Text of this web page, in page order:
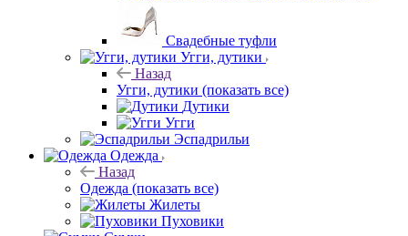
Свадебные туфли
Угги, дутики
Назад
Угги, дутики (показать все)
Дутики
Угги
Эспадрильи
Одежда
Назад
Одежда (показать все)
Жилеты
Пуховики